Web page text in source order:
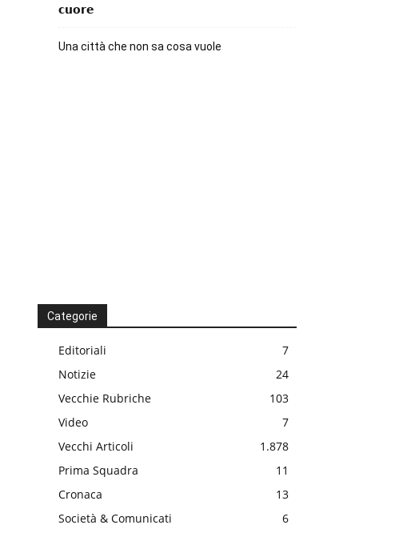
𝗰𝘂𝗼𝗿𝗲
Una città che non sa cosa vuole
Categorie
Editoriali
7
Notizie
24
Vecchie Rubriche
103
Video
7
Vecchi Articoli
1.878
Prima Squadra
11
Cronaca
13
Società & Comunicati
6